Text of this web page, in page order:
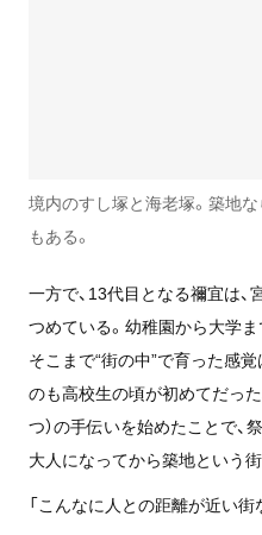
境内のすし塚と海老塚。築地
もある。
一方で、13代目となる禰宜は
つめている。幼稚園から大学ま
そこまで“街の中”で育った感
のも高校生の頃が初めてだった
つ）の手伝いを始めたことで、
大人になってから築地という
「こんなに人との距離が近い街